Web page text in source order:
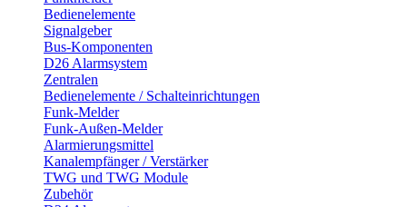
Bedienelemente
Signalgeber
Bus-Komponenten
D26 Alarmsystem
Zentralen
Bedienelemente / Schalteinrichtungen
Funk-Melder
Funk-Außen-Melder
Alarmierungsmittel
Kanalempfänger / Verstärker
TWG und TWG Module
Zubehör